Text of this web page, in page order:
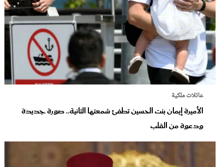
عائلات ملكية
الأميرة إيمان بنت الحسين تطفئ شمعتها الثانية.. صورة جديدة
ودعوة من القلب